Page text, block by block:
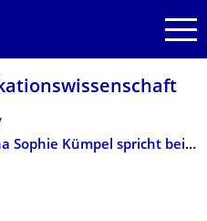
Veranstaltungstipp: JProf Anna Sophie Kümpel spricht bei TUD Lectures